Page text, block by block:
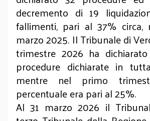
decremento di 19
fallimenti, pari al 37% circa,
marzo 2025. Il Tribunale di
trimestre 2026 ha
procedure dichiarate in
mentre nel primo
percentuale era pari al 25%.
Al 31 marzo 2026 il